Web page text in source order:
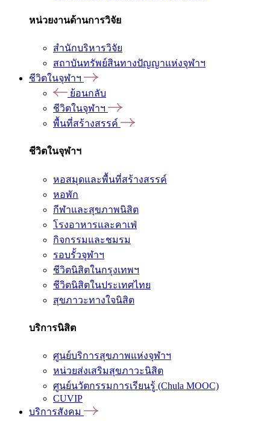
หน่วยงานด้านการวิจัย
สำนักบริหารวิจัย
สถาบันทรัพย์สินทางปัญญาแห่งจุฬาฯ
ชีวิตในจุฬาฯ
ย้อนกลับ
ชีวิตในจุฬาฯ
พื้นที่สร้างสรรค์
ชีวิตในจุฬาฯ
หอสมุดและพื้นที่สร้างสรรค์
หอพัก
กีฬาและสุขภาพนิสิต
โรงอาหารและคาเฟ่
กิจกรรมและชมรม
รอบรั้วจุฬาฯ
ชีวิตนิสิตในกรุงเทพฯ
ชีวิตนิสิตในประเทศไทย
สุขภาวะทางใจนิสิต
บริการนิสิต
ศูนย์บริการสุขภาพแห่งจุฬาฯ
หน่วยส่งเสริมสุขภาวะนิสิต
ศูนย์นวัตกรรมการเรียนรู้ (Chula MOOC)
CUVIP
บริการสังคม